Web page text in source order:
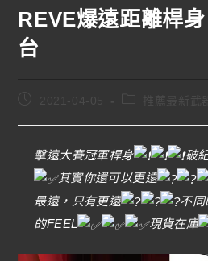
REVE爆遠距離桿身
台
2021-04-05
擊遠大賽冠軍桿身
破
其實你還可以更遠
最遠，只有更遠
不同
的FEEL
現貨在庫